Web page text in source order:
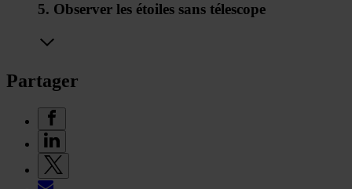
5. Observer les étoiles sans télescope
Partager